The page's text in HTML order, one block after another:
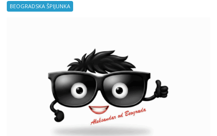
BEOGRADSKA ŠPIJUNKA